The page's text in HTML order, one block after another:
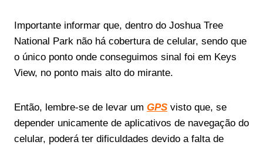
Importante informar que, dentro do Joshua Tree
National Park não há cobertura de celular, sendo que
o único ponto onde conseguimos sinal foi em Keys
View, no ponto mais alto do mirante.
Então, lembre-se de levar um GPS visto que, se
depender unicamente de aplicativos de navegação do
celular, poderá ter dificuldades devido a falta de